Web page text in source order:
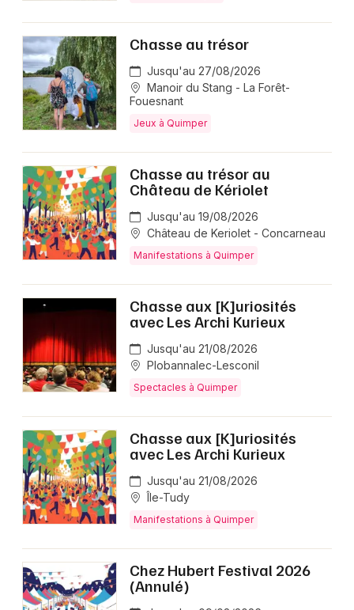
Chasse au trésor
Jusqu'au 27/08/2026
Manoir du Stang - La Forêt-
Fouesnant
Jeux à Quimper
Chasse au trésor au
Château de Kériolet
Jusqu'au 19/08/2026
Château de Keriolet - Concarneau
Manifestations à Quimper
Chasse aux [K]uriosités
avec Les Archi Kurieux
Jusqu'au 21/08/2026
Plobannalec-Lesconil
Spectacles à Quimper
Chasse aux [K]uriosités
avec Les Archi Kurieux
Jusqu'au 21/08/2026
Île-Tudy
Manifestations à Quimper
Chez Hubert Festival 2026
(Annulé)